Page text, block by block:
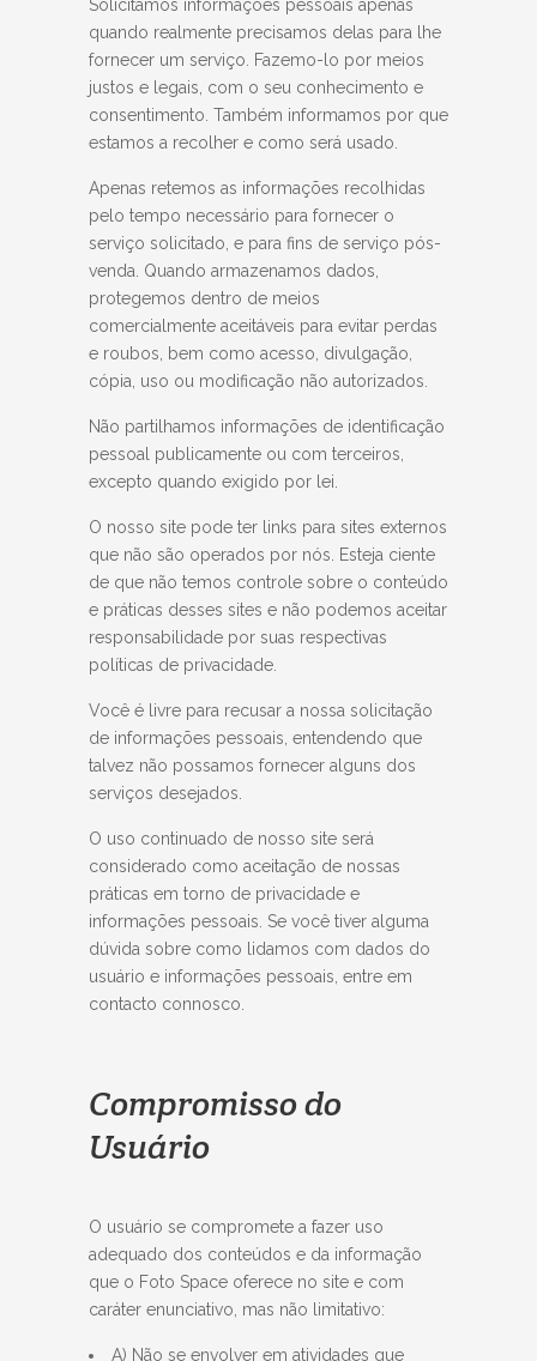
Solicitamos informações pessoais apenas
quando realmente precisamos delas para lhe
fornecer um serviço. Fazemo-lo por meios
justos e legais, com o seu conhecimento e
consentimento. Também informamos por que
estamos a recolher e como será usado.
Apenas retemos as informações recolhidas
pelo tempo necessário para fornecer o
serviço solicitado, e para fins de serviço pós-
venda. Quando armazenamos dados,
protegemos dentro de meios
comercialmente aceitáveis ​​para evitar perdas
e roubos, bem como acesso, divulgação,
cópia, uso ou modificação não autorizados.
Não partilhamos informações de identificação
pessoal publicamente ou com terceiros,
excepto quando exigido por lei.
O nosso site pode ter links para sites externos
que não são operados por nós. Esteja ciente
de que não temos controle sobre o conteúdo
e práticas desses sites e não podemos aceitar
responsabilidade por suas respectivas
políticas de privacidade.
Você é livre para recusar a nossa solicitação
de informações pessoais, entendendo que
talvez não possamos fornecer alguns dos
serviços desejados.
O uso continuado de nosso site será
considerado como aceitação de nossas
práticas em torno de privacidade e
informações pessoais. Se você tiver alguma
dúvida sobre como lidamos com dados do
usuário e informações pessoais, entre em
contacto connosco.
Compromisso do
Usuário
O usuário se compromete a fazer uso
adequado dos conteúdos e da informação
que o Foto Space oferece no site e com
caráter enunciativo, mas não limitativo:
A) Não se envolver em atividades que